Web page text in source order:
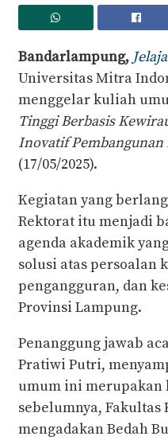
Bandarlampung,
Universitas Mitra
menggelar kuliah
Tinggi Berbasis
Inovatif
(17/05/2025).
Kegiatan yang
Rektorat itu menjadi
agenda akademik
solusi atas persoalan
pengangguran, dan
Provinsi Lampung.
Penanggung jawab
Pratiwi Putri,
umum ini merupakan
sebelumnya, Fakultas
mengadakan Bedah